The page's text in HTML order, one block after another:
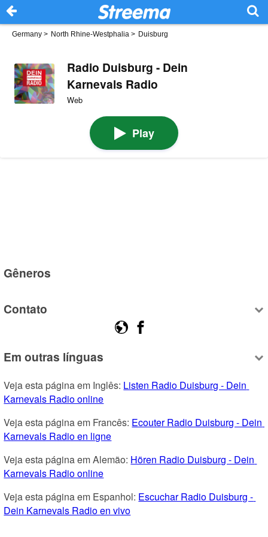
Germany > North Rhine-Westphalia > Duisburg
Radio Duisburg - Dein
Karnevals Radio
Web
Play
Gêneros
Contato
Em outras línguas
Veja esta página em Inglês: Listen Radio Duisburg - Dein
Karnevals Radio online
Veja esta página em Francês: Ecouter Radio Duisburg - Dein
Karnevals Radio en ligne
Veja esta página em Alemão: Hören Radio Duisburg - Dein
Karnevals Radio online
Veja esta página em Espanhol: Escuchar Radio Duisburg -
Dein Karnevals Radio en vivo